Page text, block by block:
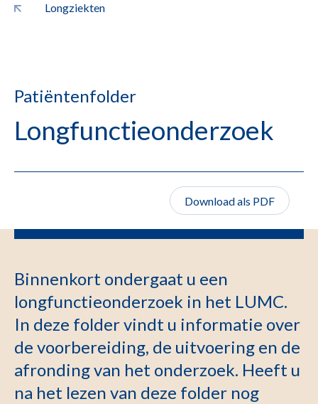
Longziekten
Patiëntenfolder
Longfunctieonderzoek
Download als PDF
Binnenkort ondergaat u een
longfunctieonderzoek in het LUMC.
In deze folder vindt u informatie over
de voorbereiding, de uitvoering en de
afronding van het onderzoek. Heeft u
na het lezen van deze folder nog